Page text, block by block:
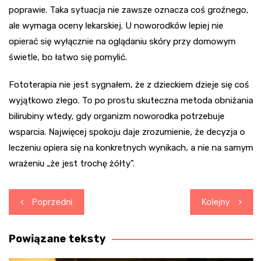
poprawie. Taka sytuacja nie zawsze oznacza coś groźnego,
ale wymaga oceny lekarskiej. U noworodków lepiej nie
opierać się wyłącznie na oglądaniu skóry przy domowym
świetle, bo łatwo się pomylić.
Fototerapia nie jest sygnałem, że z dzieckiem dzieje się coś
wyjątkowo złego. To po prostu skuteczna metoda obniżania
bilirubiny wtedy, gdy organizm noworodka potrzebuje
wsparcia. Najwięcej spokoju daje zrozumienie, że decyzja o
leczeniu opiera się na konkretnych wynikach, a nie na samym
wrażeniu „że jest trochę żółty”.
Nawigacja
wpisu
Poprzedni Kolejny
Powiązane teksty